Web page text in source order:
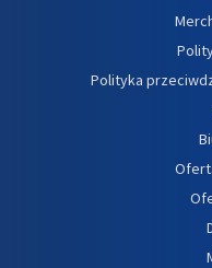
Polityka